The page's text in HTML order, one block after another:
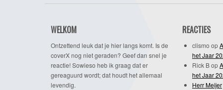
WELKOM
Ontzettend leuk dat je hier langs komt. Is de
coverX nog niet geraden? Geef dan snel je
reactie! Sowieso heb ik graag dat er
gereaguurd wordt; dat houdt het allemaal
levendig.
REACTIES
clismo op
het Jaar
Rick Bop
het Jaar
Herr Meijer